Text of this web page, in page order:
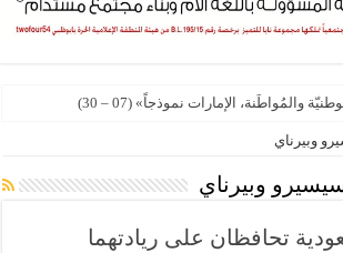
والمُواطَنة، الإمارات نموذجاً» (07 – 30)
وبيرناي
وبيرناي
تحافظان على ريادتهما